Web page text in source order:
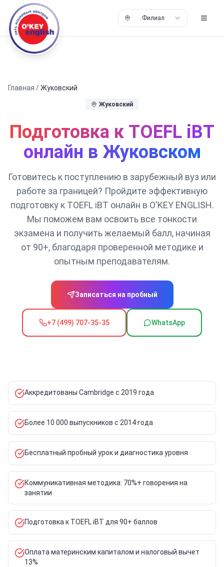
Филиал
Главная /Жуковский
Жуковский
Подготовка к TOEFL iBT
онлайн в Жуковском
Готовитесь к поступлению в зарубежный вуз или
работе за границей? Пройдите эффективную
подготовку к TOEFL iBT онлайн в O'KEY ENGLISH.
Мы поможем вам освоить все тонкости
экзамена и получить желаемый балл, начиная
от 90+, благодаря проверенной методике и
опытным преподавателям.
Записаться на пробный
+7 (499) 707-35-35 WhatsApp
Аккредитованы Cambridge с 2019 года
Более 10 000 выпускников с 2014 года
Бесплатный пробный урок и диагностика уровня
Коммуникативная методика: 70%+ говорения на
занятии
Подготовка к TOEFL iBT для 90+ баллов
Оплата материнским капиталом и налоговый вычет
13%